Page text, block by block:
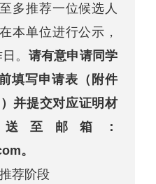
多推荐一位候选人
本单位进行公示，
。 请有意申请同学
填写申请表（附件
并提交对应证明材
至邮箱：
。
荐阶段